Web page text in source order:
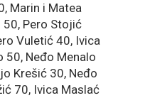
Marin i Matea
50, Pero Stojić
Vuletić 40, Ivica
50, Neđo Menalo
Krešić 30, Neđo
70, Ivica Maslać